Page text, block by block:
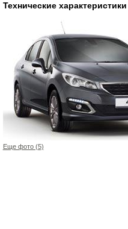
Технические
Еще фото (5)